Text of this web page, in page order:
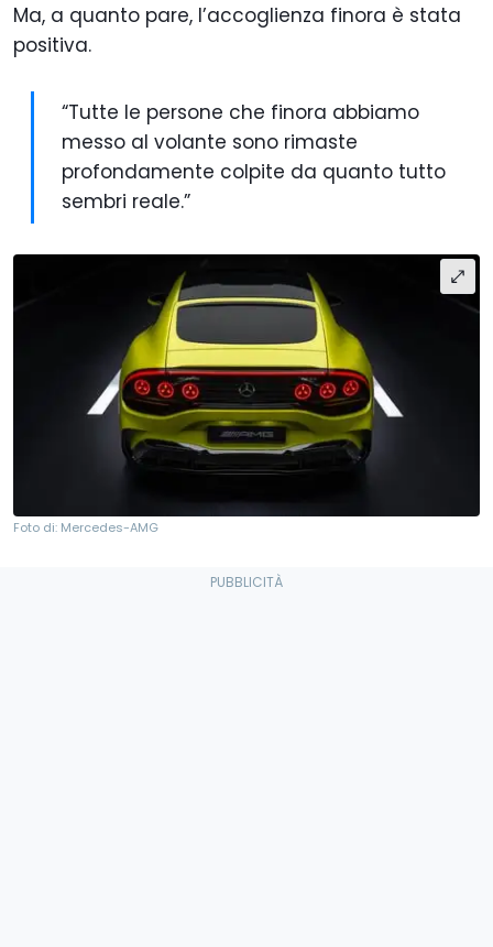
Ma, a quanto pare, l’accoglienza finora è stata
positiva.
“Tutte le persone che finora abbiamo
messo al volante sono rimaste
profondamente colpite da quanto tutto
sembri reale.”
Foto di: Mercedes-AMG